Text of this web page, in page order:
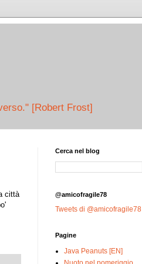
[Robert Frost]
città
Cerca nel blog
@amicofragile78
Tweets di @amicofragile78
Pagine
Java Peanuts [EN]